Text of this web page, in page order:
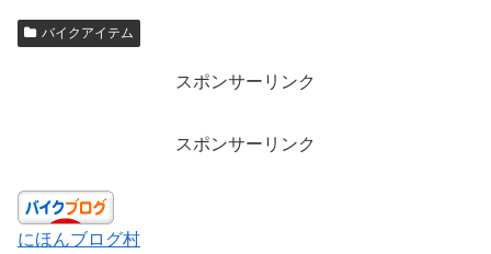
バイクアイテム
スポンサーリンク
スポンサーリンク
にほんブログ村